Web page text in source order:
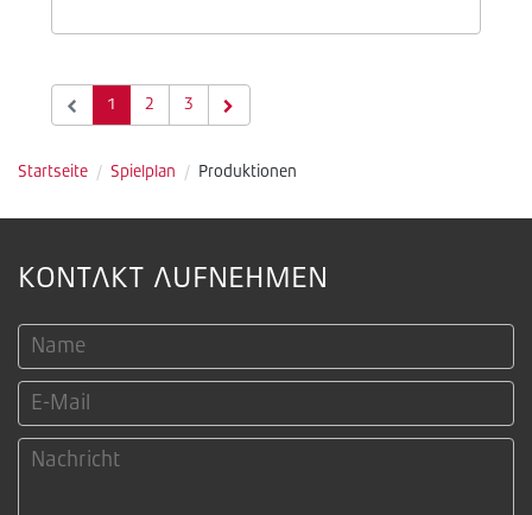
1 2 3
Startseite / Spielplan / Produktionen
KONTAKT AUFNEHMEN